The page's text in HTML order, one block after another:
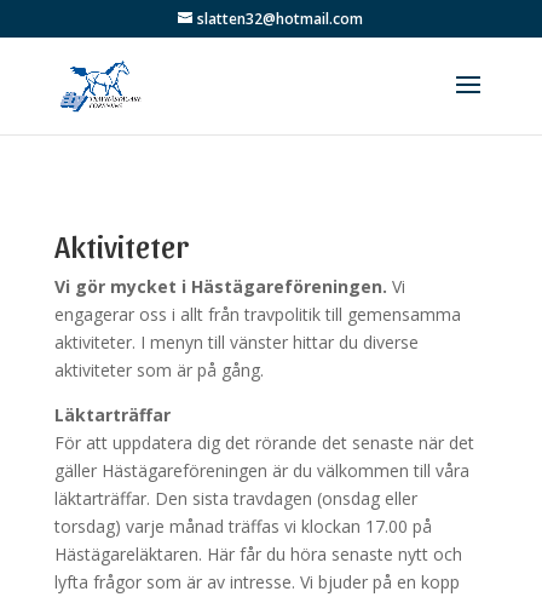
slatten32@hotmail.com
Aktiviteter
Vi gör mycket i Hästägareföreningen. Vi
engagerar oss i allt från travpolitik till gemensamma
aktiviteter. I menyn till vänster hittar du diverse
aktiviteter som är på gång.
Läktarträffar
För att uppdatera dig det rörande det senaste när det
gäller Hästägareföreningen är du välkommen till våra
läktarträffar. Den sista travdagen (onsdag eller
torsdag) varje månad träffas vi klockan 17.00 på
Hästägareläktaren. Här får du höra senaste nytt och
lyfta frågor som är av intresse. Vi bjuder på en kopp